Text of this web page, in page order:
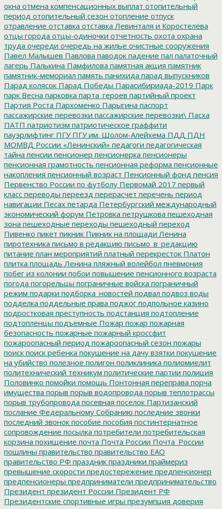
окна отмена компенсационных выплат отопительный
период отопительный сезон отопление отпуск
отравление отставка отставка Левинталя и Коростелёва
отцы города отцы-одиночки отчетность охота охрана
труда очереди очередь на жилье очистные сооружения
Павел Малышев Павлова паводок падение пал палаточный
лагерь Палькина Памфилова памятная акция памятник
памятник-мемориал память панихида парад выпускников
Парад колясок Парад Победы Парасибириада-2019 Парк
парк Весна парковка парта_героев партийный проект
Партия Роста Пархоменко Парыгина паспорт
пассажирские перевозки пассажирские перевозки\ Пасха
ПАТП патриотизм патриотическое граффити
пауэрлифтинг ПГУПГУ им. Шолом-Алейхема ПДД ПДН
МОМВД России «Ленинский» педагоги педагогическая
тайна пенсии пенсионер пенсионерка пенсионеры
пенсионная грамотность пенсионная реформа пенсионные
накопления пенсионный возраст Пенсионный фонд пенсия
Первенство России по футболу Первомай 2017 первый
класс переводы переезд перерасчет перечень период
навигации Песах петарда Петербургский международный
экономический форум Петровка петрушкова пешеходная
зона пешеходные переходы пешеходный переход
Пивенко пикет пикник Пикник на площади Ленина
пиротехника письмо в редакцию письмо_в_редакцию
питание план мероприятий платный перекресток Платон
плитка площадь Ленина пляжный волейбол пневмония
побег из колонии побои повышение пенсионного возраста
погода погорельцы пограничные войска пограничный
режим подарки подборка_новостей подвал подвоз воды
подделка поддельные права поджог подпольное казино
подростковая преступность подстанция подтопление
подтопленцы подъемные Пожар пожар пожарная
безопасность пожарные пожарный кроссфит
пожароопасный период пожароопасный сезон пожары
поиск поиск ребенка покушение на дачу взятки покушение
на убийство полезное полигон поликлиника полиомиелит
политехнический техникум политические партии полиция
Половинко помойки помощь Понтонная переправа порча
имущества порыв порыв водопровода порыв теплотрассы
порыв трубопровода посевная поселок Партизанский
послание Федеральному Собранию последние звонки
последний звонок пособие пособия постинтернатное
сопровождение посылка потребители потребительская
корзина похищение почта Почта России Почта_России
пошлины правительство правительство ЕАО
правительство РФ праздник праздники праймериз
превышение скорости предостережение предпенсионер
предпенсионеры предприниматели предпринимательство
Президент президент России Президент РФ
Президентские спортивные игры презумпция доверия